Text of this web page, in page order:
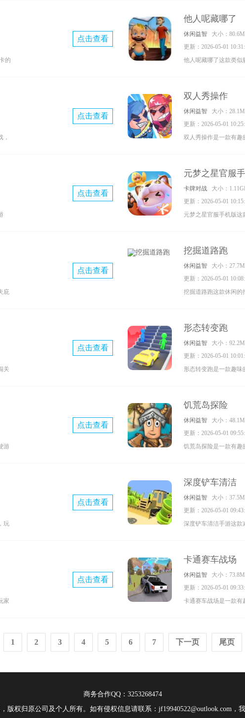
购买车辆。定制你的销
路线快来下载吧。
的
点击查看
他人呢藏哪了
休闲益智
大小：
更新：2026-05-01
他人呢藏哪了这款类似
十分趣味的挑战过程，
进行游戏快来下载吧。
，
点击查看
双人秀操作
休闲益智
大小：
更新：2026-05-01
双人秀操作是一款有趣
友一起联机进行游戏，
快来下载试试吧，不要
点击查看
元梦之星官服
卡牌对战
大小：
更新：2026-05-01
元梦之星官服手机版这
的好友一起合作，这款
份以已经正式上线快来
庇
点击查看
挖掘道路跑
休闲益智
大小：
更新：2026-05-01
挖掘道路跑这款休闲的
掘车可以进行各种趣味
挑战快来体验吧。
关
点击查看
形态转变跑
休闲益智
大小：
更新：2026-05-01
形态转变跑是一款趣味
来完成闯关，游戏不仅
们的操作，喜欢就来下
游
点击查看
饥荒岛探险
休闲益智
大小：
更新：2026-05-01
饥荒岛探险是一款有趣
用的材料，喜欢的玩家
戏的探索玩法在等你哦
玩
点击查看
深度铲车清洁
休闲益智
大小：
更新：2026-05-01
深度铲车清洁手游这款
与各种内容的解锁都让
力。
家
点击查看
卡通赛车战场
休闲益智
大小：
更新：2026-05-01
卡通赛车战场是一款有
超多的炫酷赛车等你来
1 2 3 4 5 6 7 下一页 尾页
商务合作QQ：3253268474
版权归原公司及个人所有。如有侵权信息请联系：jf19940522@outlook.com，